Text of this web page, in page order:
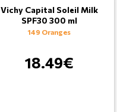
Vichy Capital Soleil Milk
SPF30 300 ml
149 Oranges
18.49€